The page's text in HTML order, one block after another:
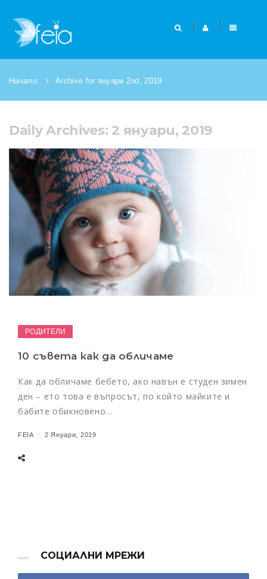
Начало Archive for януари 2nd, 2019
Daily Archives: 2 януари, 2019
РОДИТЕЛИ
10 съвета как да обличаме
Как да обличаме бебето, ако навън е студен зимен
ден – ето това е въпросът, по който майките и
бабите обикновено…
FEIA 2 Януари, 2019
СОЦИАЛНИ МРЕЖИ